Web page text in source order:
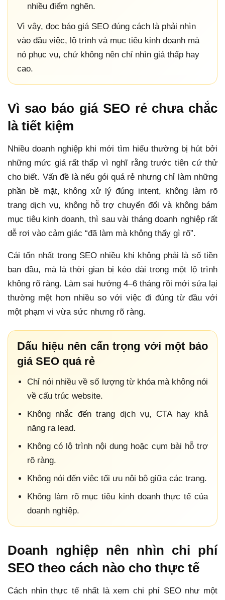
nhiều điểm nghẽn.
Vì vậy, đọc báo giá SEO đúng cách là phải nhìn
vào đầu việc, lộ trình và mục tiêu kinh doanh mà
nó phục vụ, chứ không nên chỉ nhìn giá thấp hay
cao.
Vì sao báo giá SEO rẻ chưa chắc
là tiết kiệm
Nhiều doanh nghiệp khi mới tìm hiểu thường bị hút bởi
những mức giá rất thấp vì nghĩ rằng trước tiên cứ thử
cho biết. Vấn đề là nếu gói quá rẻ nhưng chỉ làm những
phần bề mặt, không xử lý đúng intent, không làm rõ
trang dịch vụ, không hỗ trợ chuyển đổi và không bám
mục tiêu kinh doanh, thì sau vài tháng doanh nghiệp rất
dễ rơi vào cảm giác “đã làm mà không thấy gì rõ”.
Cái tốn nhất trong SEO nhiều khi không phải là số tiền
ban đầu, mà là thời gian bị kéo dài trong một lộ trình
không rõ ràng. Làm sai hướng 4–6 tháng rồi mới sửa lại
thường mệt hơn nhiều so với việc đi đúng từ đầu với
một phạm vi vừa sức nhưng rõ ràng.
Dấu hiệu nên cẩn trọng với một báo
giá SEO quá rẻ
Chỉ nói nhiều về số lượng từ khóa mà không nói
về cấu trúc website.
Không nhắc đến trang dịch vụ, CTA hay khả
năng ra lead.
Không có lộ trình nội dung hoặc cụm bài hỗ trợ
rõ ràng.
Không nói đến việc tối ưu nội bộ giữa các trang.
Không làm rõ mục tiêu kinh doanh thực tế của
doanh nghiệp.
Doanh nghiệp nên nhìn chi phí
SEO theo cách nào cho thực tế
Cách nhìn thực tế nhất là xem chi phí SEO như một